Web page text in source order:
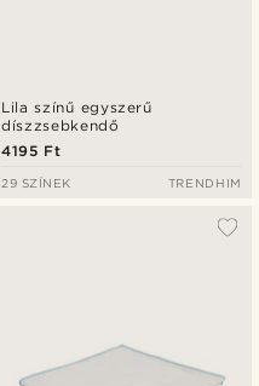
Lila színű egyszerű
díszzsebkendő
4195 Ft
29 SZÍNEK TRENDHIM